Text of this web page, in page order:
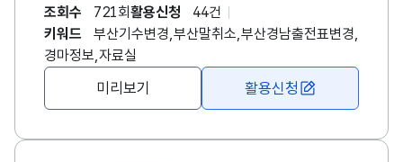
(gbNm), 출전마번호(pthrNo), 마명(hrnm),
변경전기수(chbfJcky), 변경후기수(chafJcky),
부담중량(burdWgt), 사유(rs) 자료입니다.) -
요청메세지에 구분(gb), 경주일자(race_dt), 페이지
번호(pageNo)와 페이지 당 표출될 건수(numOfRows)
홈페이지에서 텍스트 자료로 제공하는 자료를
조회수
721회 활용신청
44건
키워드
부산기수변경,부산말취소,부산경남출전표변경,
경마정보,자료실
미리보기 활용신청